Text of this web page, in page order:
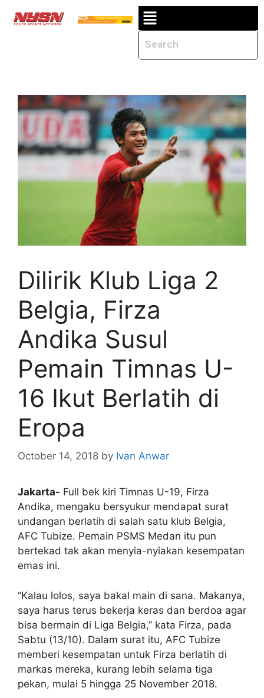
Dilirik Klub Liga 2
Belgia, Firza
Andika Susul
Pemain Timnas U-
16 Ikut Berlatih di
Eropa
October 14, 2018 by Ivan Anwar
Jakarta- Full bek kiri Timnas U-19, Firza
Andika, mengaku bersyukur mendapat surat
undangan berlatih di salah satu klub Belgia,
AFC Tubize. Pemain PSMS Medan itu pun
bertekad tak akan menyia-nyiakan kesempatan
emas ini.
“Kalau lolos, saya bakal main di sana. Makanya,
saya harus terus bekerja keras dan berdoa agar
bisa bermain di Liga Belgia,” kata Firza, pada
Sabtu (13/10). Dalam surat itu, AFC Tubize
memberi kesempatan untuk Firza berlatih di
markas mereka, kurang lebih selama tiga
pekan, mulai 5 hingga 25 November 2018.